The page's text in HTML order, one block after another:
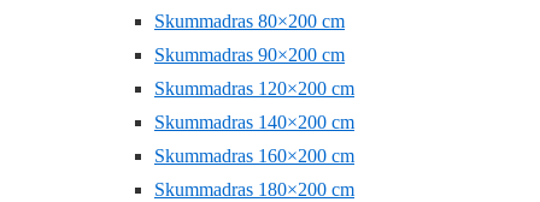
Skummadras 80×200 cm
Skummadras 90×200 cm
Skummadras 120×200 cm
Skummadras 140×200 cm
Skummadras 160×200 cm
Skummadras 180×200 cm